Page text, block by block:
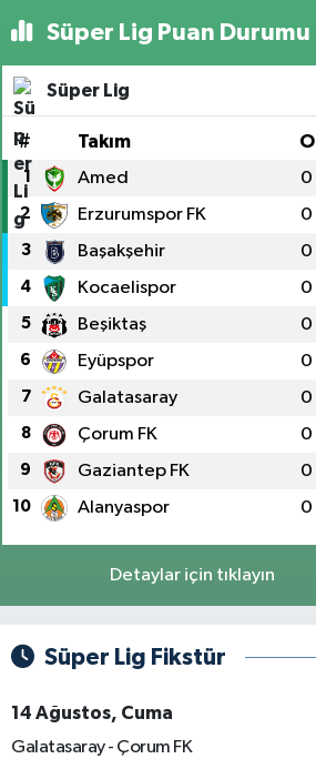
Süper Lig Puan Durumu
Süper Lig
# Takım O
1 Amed 0
2 Erzurumspor FK 0
3 Başakşehir 0
4 Kocaelispor 0
5 Beşiktaş 0
6 Eyüpspor 0
7 Galatasaray 0
8 Çorum FK 0
9 Gaziantep FK 0
10 Alanyaspor 0
Detaylar için tıklayın
Süper Lig Fikstür
14 Ağustos, Cuma
Galatasaray - Çorum FK